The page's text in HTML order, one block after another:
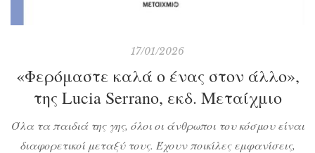
17/01/2026
«Φερόμαστε καλά ο ένας στον άλλο»,
της Lucia Serrano, εκδ. Μεταίχμιο
Όλα τα παιδιά της γης, όλοι οι άνθρωποι του κόσμου είναι
διαφορετικοί μεταξύ τους. Έχουν ποικίλες εμφανίσεις,